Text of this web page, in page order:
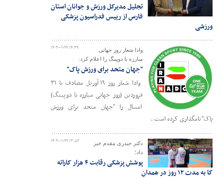
تجلیل مدیرکل ورزش و جوانان استان
فارس از رییس فدراسیون پزشکی
ورزشی
۱۴۰۳-۰۱-۲۹ ۱۴:۳۹
وادا شعار روز جهانی
مبارزه با دوپینگ را اعلام کرد:
"جهان متحد برای ورزش پاک"
وادا شعار روز ۱۹ آوریل مصادف با ۳۱
فروردین (روز جهانی مبارزه با دوپینگ)
امسال را "جهان متحد برای ورزش
پاک" نامگذاری کرده است .
۱۴۰۳-۰۱-۲۹ ۱۳:۵۶
دکتر حیدری مقدم خبر
داد؛
پوشش پزشکی رقابت ۴ هزار کاراته
کا به مدت ۱۲ روز در همدان